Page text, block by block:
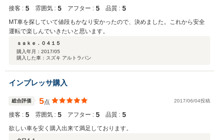
接客 : 5 雰囲気 : 5 アフター : 5 品質 : 5
MT車を探していて値段もかなり安かったので、決めました。これから安全
運転で楽しんでいきたいと思います。
ｓａｋｅ．０４１５
購入年月： 2017/05
購入した車：スズキ アルトラパン
インプレッサ購入
総合評価 5点 2017/06/04投稿
接客 : 5 雰囲気 : 5 アフター : 5 品質 : 5
欲しい車を安く購入出来て満足しております。